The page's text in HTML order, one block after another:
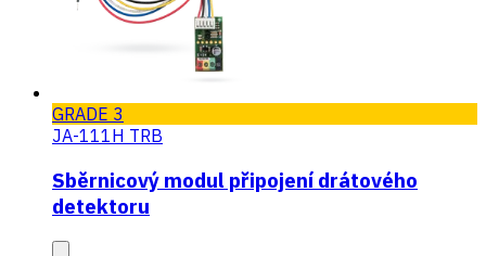
GRADE 3
JA-111H TRB
Sběrnicový modul připojení drátového
detektoru